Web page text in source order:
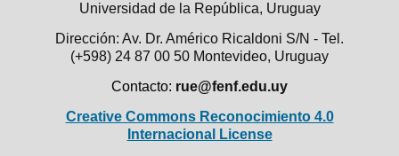
Universidad de la República, Uruguay
Dirección: Av. Dr. Américo Ricaldoni S/N - Tel.
(+598) 24 87 00 50 Montevideo, Uruguay
Contacto: rue@fenf.edu.uy
Creative Commons Reconocimiento 4.0
Internacional License